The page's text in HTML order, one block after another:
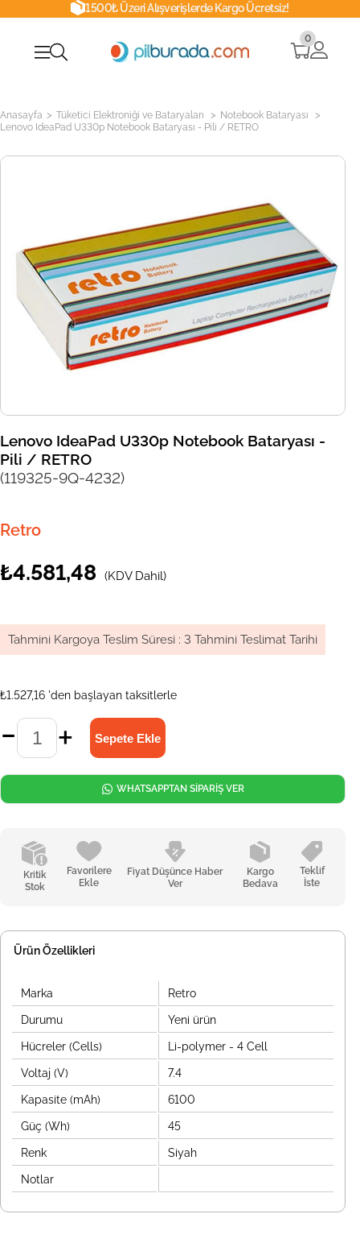
1500₺ Üzeri Alışverişlerde Kargo Ücretsiz!
0
Anasayfa > Tüketici Elektroniği ve Bataryaları > Notebook Bataryası >
Lenovo IdeaPad U330p Notebook Bataryası - Pili / RETRO
Lenovo IdeaPad U330p Notebook Bataryası -
Pili / RETRO
(119325-9Q-4232)
Retro
₺4.581,48 (KDV Dahil)
Tahmini Kargoya Teslim Süresi : 3 Tahmini Teslimat Tarihi
₺1.527,16 'den başlayan taksitlerle
Kritik
Stok
Favorilere
Ekle
Fiyat Düşünce Haber
Ver
Kargo
Bedava
Teklif
İste
WHATSAPPTAN SİPARİŞ VER
Ürün Özellikleri
Marka Retro
Durumu Yeni ürün
Hücreler (Cells) Li-polymer - 4 Cell
Voltaj (V) 7.4
Kapasite (mAh) 6100
Güç (Wh) 45
Renk Siyah
Notlar